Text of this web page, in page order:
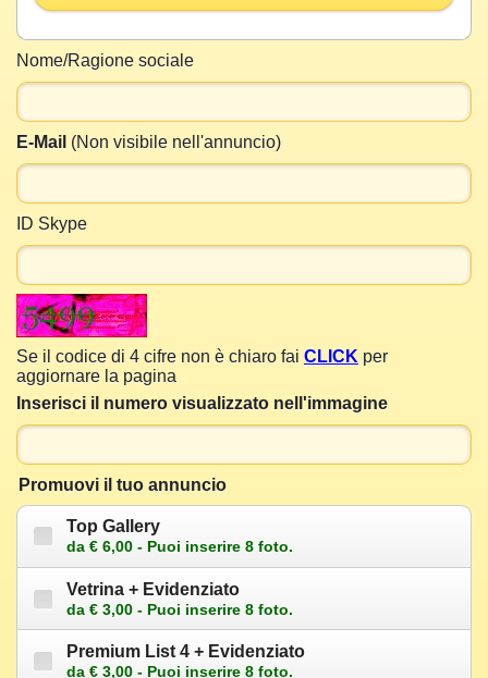
Nome/Ragione sociale
E-Mail (Non visibile nell'annuncio)
ID Skype
Se il codice di 4 cifre non è chiaro fai CLICK per
aggiornare la pagina
Inserisci il numero visualizzato nell'immagine
Promuovi il tuo annuncio
Top Gallery
da € 6,00 - Puoi inserire 8 foto.
Vetrina + Evidenziato
da € 3,00 - Puoi inserire 8 foto.
Premium List 4 + Evidenziato
da € 3,00 - Puoi inserire 8 foto.